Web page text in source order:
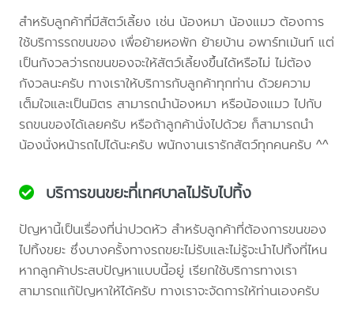
สำหรับลูกค้าที่มีสัตว์เลี้ยง เช่น น้องหมา น้องแมว ต้องการ
ใช้บริการรถขนของ เพื่อย้ายหอพัก ย้ายบ้าน อพาร์ทเม้นท์ แต่
เป็นกังวลว่ารถขนของจะให้สัตว์เลี้ยงขึ้นได้หรือไม่ ไม่ต้อง
กังวลนะครับ ทางเราให้บริการกับลูกค้าทุกท่าน ด้วยความ
เต็มใจและเป็นมิตร สามารถนำน้องหมา หรือน้องแมว ไปกับ
รถขนของได้เลยครับ หรือถ้าลูกค้านั่งไปด้วย ก็สามารถนำ
น้องนั่งหน้ารถไปได้นะครับ พนักงานเรารักสัตว์ทุกคนครับ ^^
บริการขนขยะที่เทศบาลไม่รับไปทิ้ง
ปัญหานี้เป็นเรื่องที่น่าปวดหัว สำหรับลูกค้าที่ต้องการขนของ
ไปทิ้งขยะ ซึ่งบางครั้งทางรถขยะไม่รับและไม่รู้จะนำไปทิ้งที่ไหน
หากลูกค้าประสบปัญหาแบบนี้อยู่ เรียกใช้บริการทางเรา
สามารถแก้ปัญหาให้ได้ครับ ทางเราจะจัดการให้ท่านเองครับ